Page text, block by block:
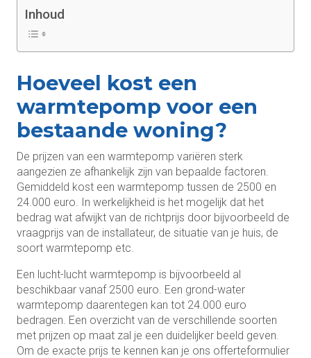
Inhoud
Hoeveel kost een
warmtepomp voor een
bestaande woning?
De prijzen van een warmtepomp variëren sterk
aangezien ze afhankelijk zijn van bepaalde factoren.
Gemiddeld kost een warmtepomp tussen de 2500 en
24.000 euro. In werkelijkheid is het mogelijk dat het
bedrag wat afwijkt van de richtprijs door bijvoorbeeld de
vraagprijs van de installateur, de situatie van je huis, de
soort warmtepomp etc.
Een lucht-lucht warmtepomp is bijvoorbeeld al
beschikbaar vanaf 2500 euro. Een grond-water
warmtepomp daarentegen kan tot 24.000 euro
bedragen. Een overzicht van de verschillende soorten
met prijzen op maat zal je een duidelijker beeld geven.
Om de exacte prijs te kennen kan je ons offerteformulier